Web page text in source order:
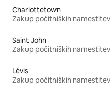
Charlottetown
Zakup počitniških namestitev
Saint John
Zakup počitniških namestitev
Lévis
Zakup počitniških namestitev